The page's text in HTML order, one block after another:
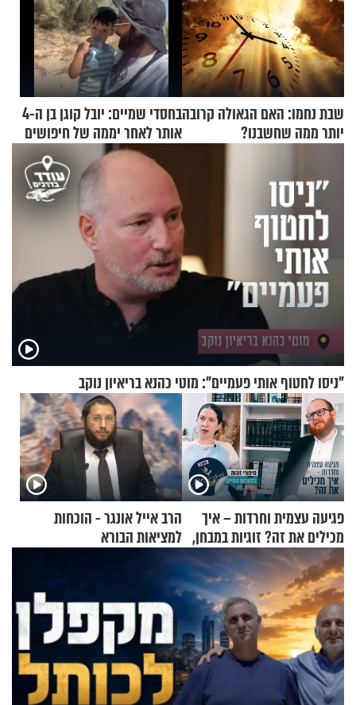
שבת נחמו: האם הגאולה קרובה
יותר ממה שחשבנו?
בחסדי שמיים: יובל קוגן בן ה-4
אותר לאחר יממה של חיפושים
"ניסו לחטוף אותי פעמיים": מוטי כהנא בריאיון נוקב
פגיעה עצמית וחרדות – איך
מכילים את זה? זוגיות במבחן,
הפעם עם יהודית ואלתר כהן
הרב אייל אונגר - הוכחות
למציאות הבורא